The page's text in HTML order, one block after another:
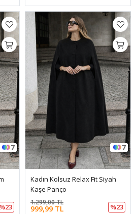
7
%23
7
Kadın Kolsuz Relax Fit Siyah
Kaşe Panço
999,99 TL
1.299,00 TL
%23